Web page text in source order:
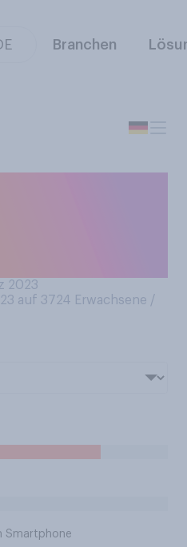
Branchen
2023
auf 3724 Erwachsene /
Smartphone